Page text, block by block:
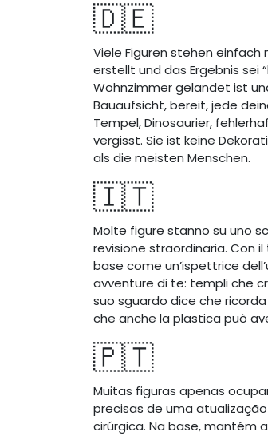
🇩🇪
Viele Figuren stehen einfach
erstellt und das Ergebnis sei
Wohnzimmer gelandet ist
Bauaufsicht, bereit, jede
Tempel, Dinosaurier,
vergisst. Sie ist keine
als die meisten Menschen.
🇮🇹
Molte figure stanno su uno
revisione straordinaria. Con
base come un’ispettrice
avventure di te: templi che
suo sguardo dice che
che anche la plastica può
🇵🇹
Muitas figuras apenas
precisas de uma
cirúrgica. Na base, mantém